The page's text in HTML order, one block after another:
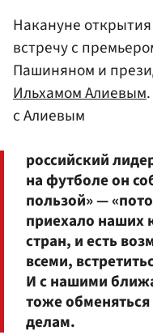
Накануне
встречу с
Пашиняном и
Ильхамом Алиевым
с Алиевым
российский
на футболе он
пользой» —
приехало наших
стран, и есть
всеми,
И с нашими
тоже
делам.